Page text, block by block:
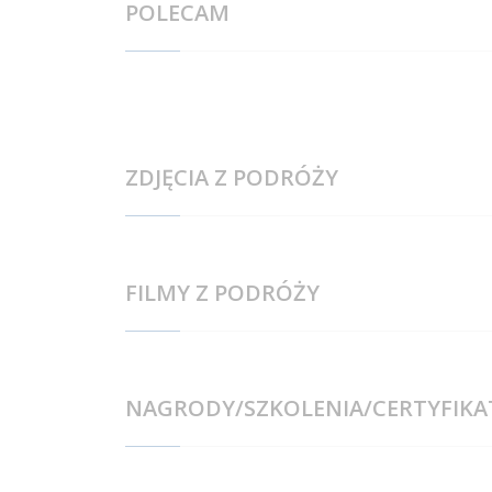
POLECAM
ZDJĘCIA Z PODRÓŻY
FILMY Z PODRÓŻY
NAGRODY/SZKOLENIA/